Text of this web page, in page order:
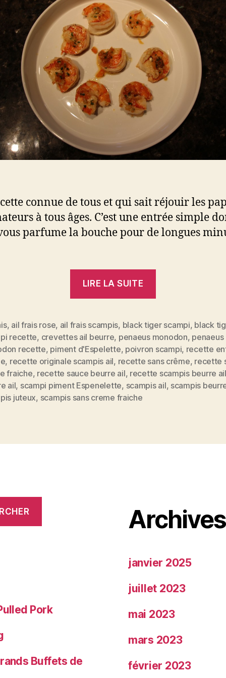
connue de tous et qui sait réjouir les
à tous âges. C’est une entrée simple
parfume la bouche pour de longues
LIRE LA SUITE
&
à
l’ail
à
ma
&
, ail frais rose, ail frais scampis, black tiger scampi, black
recette, crevettes ail beurre, penaeus monodon, penaeus
recette, piment d'Espelette, poivron scampi, recette
, recette originale scampis ail, recette sans crême, recette
fraiche, recette sauce beurre ail, recette scampis beurre ail
ail, scampi piment Espenelette, scampis ail, scampis
juteux, scampis sans creme fraiche
Pork
Buffets de
Archives
janvier 2025
juillet 2023
mai 2023
mars 2023
février 2023